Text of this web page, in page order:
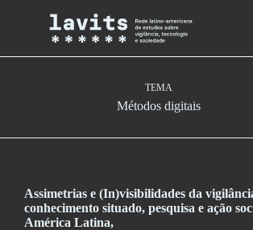
TEMA
Métodos digitais
Assimetrias e (In)visibilidades da
conhecimento situado, pesquisa e ação
América Latina,